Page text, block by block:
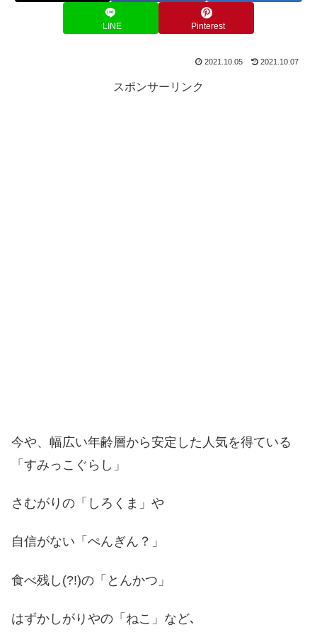
LINE Pinterest
2021.10.05 2021.10.07
スポンサーリンク
今や、幅広い年齢層から安定した人気を得ている
「すみっこぐらし」
さむがりの「 しろくま 」 や
自信がない 「 ぺんぎん？ 」
食べ残し (?!)の 「 とんかつ 」
はずかしがりやの「 ねこ」 など､